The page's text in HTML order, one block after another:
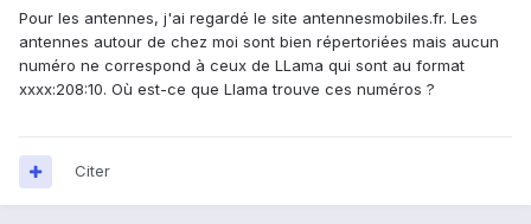
Pour les antennes, j'ai regardé le site antennesmobiles.fr. Les
antennes autour de chez moi sont bien répertoriées mais aucun
numéro ne correspond à ceux de LLama qui sont au format
xxxx:208:10. Où est-ce que Llama trouve ces numéros ?
Citer